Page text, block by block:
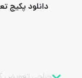
دانلود پکیج